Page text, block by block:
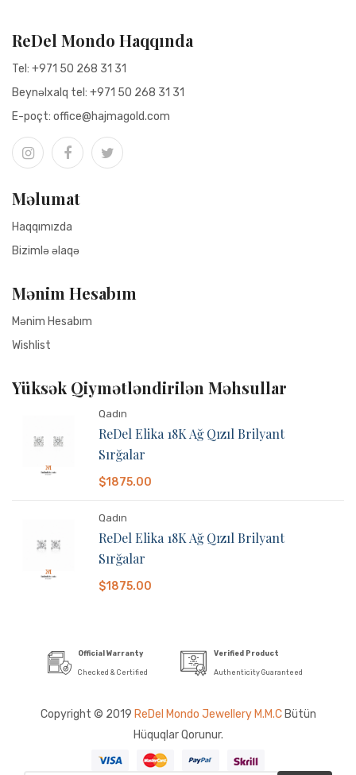
ReDel Mondo Haqqında
Tel: +971 50 268 31 31
Beynəlxalq tel: +971 50 268 31 31
Е-poçt: office@hajmagold.com
Məlumat
Haqqımızda
Bizimlə əlaqə
Mənim Hesabım
Mənim Hesabım
Wishlist
Yüksək Qiymətləndirilən Məhsullar
Qadın
ReDel Elika 18K Ağ Qızıl Brilyant
Sırğalar
$1875.00
Qadın
ReDel Elika 18K Ağ Qızıl Brilyant
Sırğalar
$1875.00
Official Warranty
Checked & Certified
Verified Product
Authenticity Guaranteed
Copyright © 2019 ReDel Mondo Jewellery M.M.C Bütün
Hüquqlar Qorunur.